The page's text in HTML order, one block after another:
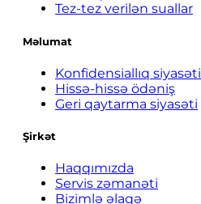
Tez-tez verilən suallar
Məlumat
Konfidensiallıq siyasəti
Hissə-hissə ödəniş
Geri qaytarma siyasəti
Şirkət
Haqqımızda
Servis zəmanəti
Bizimlə əlaqə